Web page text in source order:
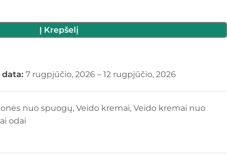
Į Krepšelį
7 rugpjūčio, 2026 – 12 rugpjūčio, 2026
nuo spuogų, Veido kremai, Veido kremai nuo
odai